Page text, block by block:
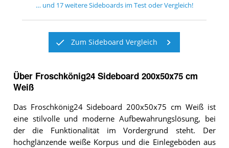
… und 17weitereSideboardsim Test oder Vergleich!
Zum Sideboard Vergleich
Über Froschkönig24 Sideboard 200x50x75 cm
Weiß
Das Froschkönig24 Sideboard 200x50x75 cm Weiß ist
eine stilvolle und moderne Aufbewahrungslösung, bei
der die Funktionalität im Vordergrund steht. Der
hochglänzende weiße Korpus und die Einlegeböden aus